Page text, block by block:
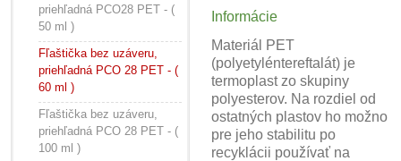
priehľadná PCO28 PET - (
50 ml )
Fľaštička bez uzáveru,
priehľadná PCO 28 PET - (
60 ml )
Fľaštička bez uzáveru,
priehľadná PCO 28 PET - (
100 ml )
Informácie
Materiál PET
(polyetyléntereftalát) je
termoplast zo skupiny
polyesterov. Na rozdiel od
ostatných plastov ho možno
pre jeho stabilitu po
recyklácii používať na